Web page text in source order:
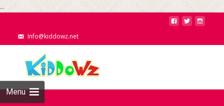
...
Info@kiddowz.net
Menu